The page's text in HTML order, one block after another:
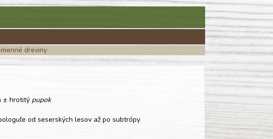
dreviny
± hrotitý pupok
od seserských lesov až po subtrópy